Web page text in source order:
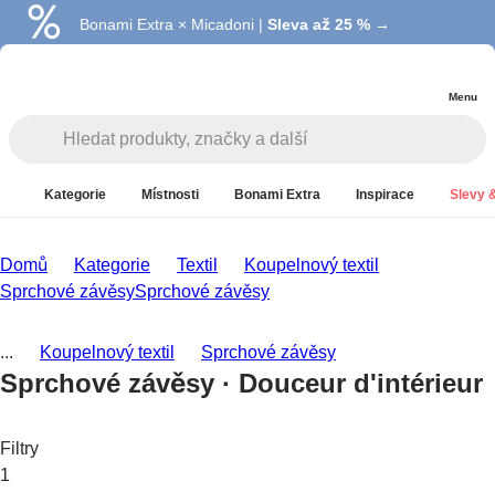
Bonami Extra × Micadoni | Sleva až 25 % →
Summer Sale | Ušetřete až 40 % →
Menu
Kategorie Místnosti Bonami Extra Inspirace Slevy
Domů Kategorie Textil
Koupelnový textil
Sprchové závěsySprchové závěsy
... Koupelnový textil Sprchové závěsy
Sprchové závěsy · Douceur d'intérieur
Filtry
1